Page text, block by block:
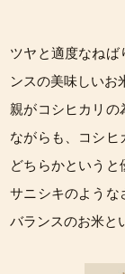
ツヤと適度なねば
ンスの美味しいお
親がコシヒカリの
ながらも、コシヒ
どちらかという
サニシキのような
バランスのお米と